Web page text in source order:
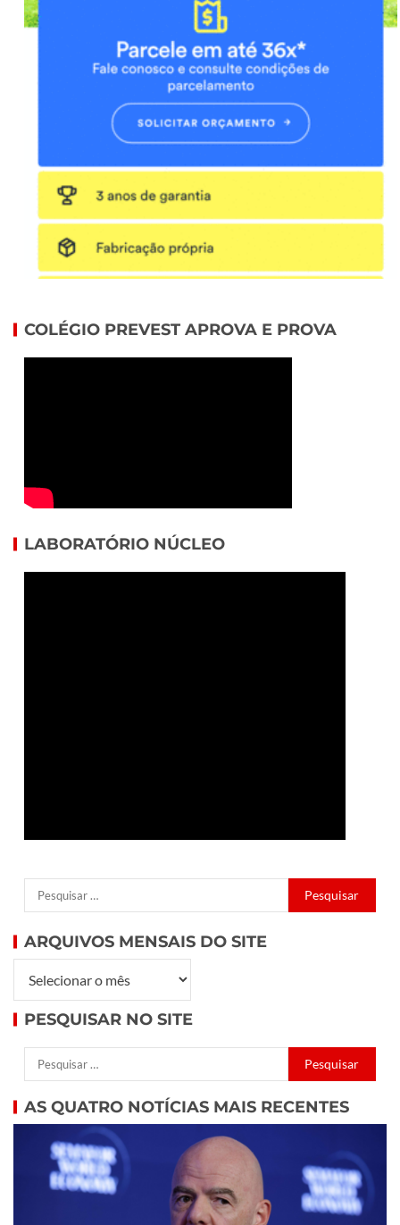
COLÉGIO PREVEST APROVA E PROVA
LABORATÓRIO NÚCLEO
ARQUIVOS MENSAIS DO SITE
PESQUISAR NO SITE
AS QUATRO NOTÍCIAS MAIS RECENTES